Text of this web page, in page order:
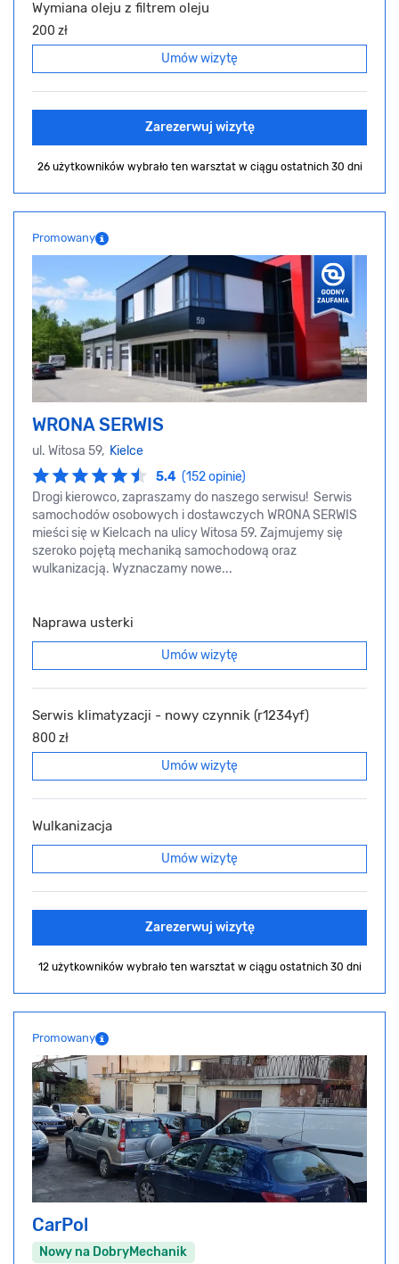
Wymiana oleju z filtrem oleju
200 zł
Umów wizytę
Zarezerwuj wizytę
26 użytkowników wybrało ten warsztat w ciągu ostatnich 30 dni
Promowany
WRONA SERWIS
ul. Witosa 59, Kielce
5.4 (152 opinie)
Drogi kierowco, zapraszamy do naszego serwisu! Serwis
samochodów osobowych i dostawczych WRONA SERWIS
mieści się w Kielcach na ulicy Witosa 59. Zajmujemy się
szeroko pojętą mechaniką samochodową oraz
wulkanizacją. Wyznaczamy nowe...
Naprawa usterki
Umów wizytę
Serwis klimatyzacji - nowy czynnik (r1234yf)
800 zł
Umów wizytę
Wulkanizacja
Umów wizytę
Zarezerwuj wizytę
12 użytkowników wybrało ten warsztat w ciągu ostatnich 30 dni
Promowany
CarPol
Nowy na DobryMechanik